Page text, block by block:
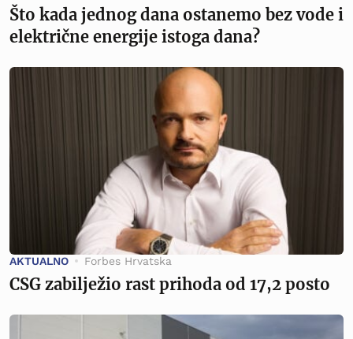
Što kada jednog dana ostanemo bez vode i
električne energije istoga dana?
AKTUALNO Forbes Hrvatska
CSG zabilježio rast prihoda od 17,2 posto